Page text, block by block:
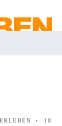
• 18. فبراير 2021